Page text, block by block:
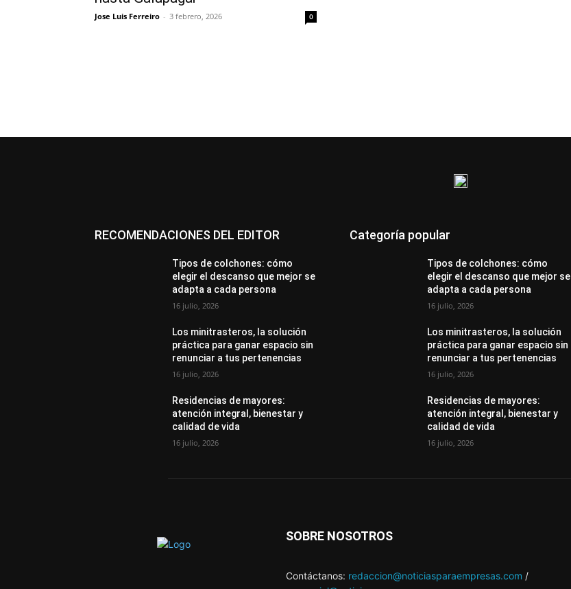
Jose Luis Ferreiro - 3 febrero, 2026 0
RECOMENDACIONES DEL EDITOR
Tipos de colchones: cómo
elegir el descanso que mejor se
adapta a cada persona
16 julio, 2026
Los minitrasteros, la solución
práctica para ganar espacio sin
renunciar a tus pertenencias
16 julio, 2026
Residencias de mayores:
atención integral, bienestar y
calidad de vida
16 julio, 2026
Categoría popular
Tipos de colchones: cómo
elegir el descanso que mejor se
adapta a cada persona
16 julio, 2026
Los minitrasteros, la solución
práctica para ganar espacio sin
renunciar a tus pertenencias
16 julio, 2026
Residencias de mayores:
atención integral, bienestar y
calidad de vida
16 julio, 2026
SOBRE NOSOTROS
Contáctanos: redaccion@noticiasparaempresas.com /